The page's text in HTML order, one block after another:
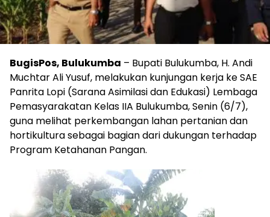
BugisPos, Bulukumba – Bupati Bulukumba, H. Andi
Muchtar Ali Yusuf, melakukan kunjungan kerja ke SAE
Panrita Lopi (Sarana Asimilasi dan Edukasi) Lembaga
Pemasyarakatan Kelas IIA Bulukumba, Senin (6/7),
guna melihat perkembangan lahan pertanian dan
hortikultura sebagai bagian dari dukungan terhadap
Program Ketahanan Pangan.